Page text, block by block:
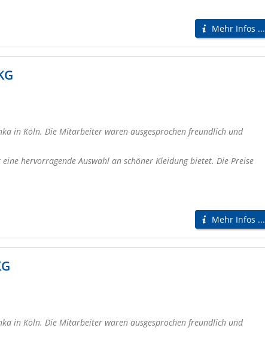
Mehr Infos ...
in Köln. Die Mitarbeiter waren ausgesprochen freundlich und
hervorragende Auswahl an schöner Kleidung bietet. Die Preise
Mehr Infos ...
in Köln. Die Mitarbeiter waren ausgesprochen freundlich und